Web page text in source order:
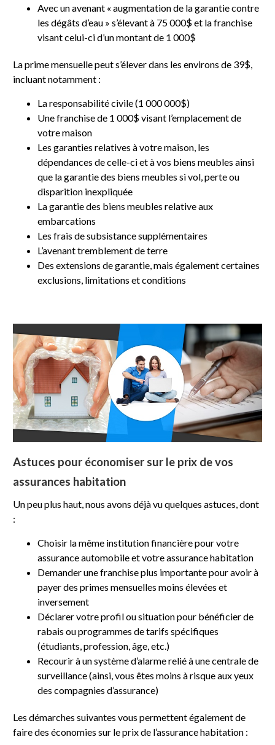
Avec un avenant « augmentation de la garantie contre
les dégâts d’eau » s’élevant à 75 000$ et la franchise
visant celui-ci d’un montant de 1 000$
La prime mensuelle peut s’élever dans les environs de 39$,
incluant notamment :
La responsabilité civile (1 000 000$)
Une franchise de 1 000$ visant l’emplacement de
votre maison
Les garanties relatives à votre maison, les
dépendances de celle-ci et à vos biens meubles ainsi
que la garantie des biens meubles si vol, perte ou
disparition inexpliquée
La garantie des biens meubles relative aux
embarcations
Les frais de subsistance supplémentaires
L’avenant tremblement de terre
Des extensions de garantie, mais également certaines
exclusions, limitations et conditions
Astuces pour économiser sur le prix de vos
assurances habitation
Un peu plus haut, nous avons déjà vu quelques astuces, dont
:
Choisir la même institution financière pour votre
assurance automobile et votre assurance habitation
Demander une franchise plus importante pour avoir à
payer des primes mensuelles moins élevées et
inversement
Déclarer votre profil ou situation pour bénéficier de
rabais ou programmes de tarifs spécifiques
(étudiants, profession, âge, etc.)
Recourir à un système d’alarme relié à une centrale de
surveillance (ainsi, vous êtes moins à risque aux yeux
des compagnies d’assurance)
Les démarches suivantes vous permettent également de
faire des économies sur le prix de l’assurance habitation :